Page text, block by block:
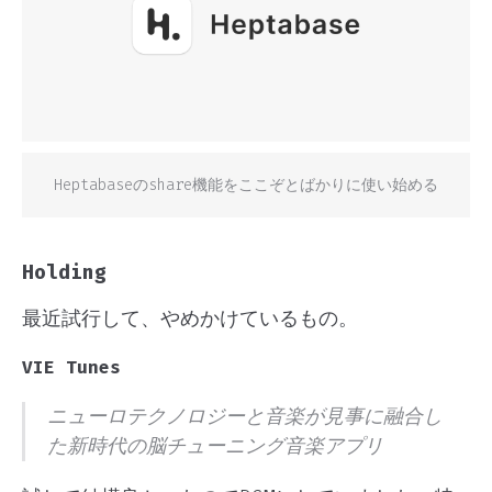
Heptabaseのshare機能をここぞとばかりに使い始める
Holding
最近試行して、やめかけているもの。
VIE Tunes
ニューロテクノロジーと音楽が見事に融合し
た新時代の脳チューニング音楽アプリ